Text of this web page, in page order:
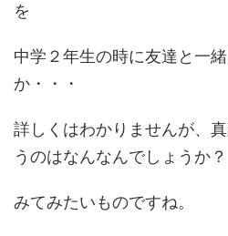
を
中学２年生の時に友達と一
か・・・
詳しくはわかりませんが、
うのはなんなんでしょうか？
みてみたいものですね。